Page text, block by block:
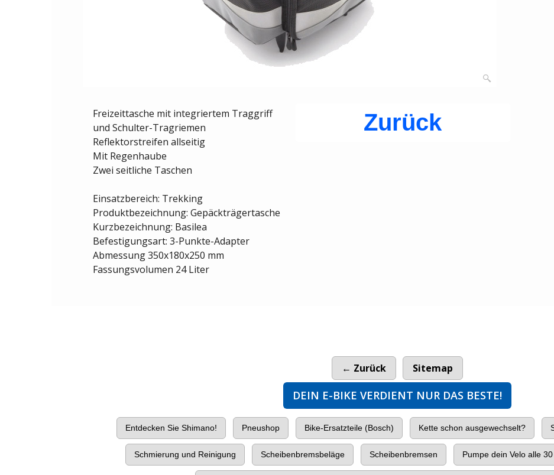
Zurück
Freizeittasche mit integriertem Traggriff
und Schulter-Tragriemen
Reflektorstreifen allseitig
Mit Regenhaube
Zwei seitliche Taschen
Einsatzbereich: Trekking
Produktbezeichnung: Gepäckträgertasche
Kurzbezeichnung: Basilea
Befestigungsart: 3-Punkte-Adapter
Abmessung 350x180x250 mm
Fassungsvolumen 24 Liter
← Zurück Sitemap
DEIN E-BIKE VERDIENT NUR DAS BESTE!
Entdecken Sie Shimano! Pneushop Bike-Ersatzteile (Bosch) Kette schon ausgewechselt?
Schmierung und Reinigung Scheibenbremsbeläge Scheibenbremsen Pumpe dein Velo alle 30